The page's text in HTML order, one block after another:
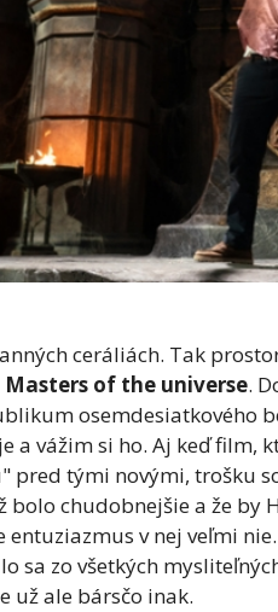
ceráliách. Tak
Masters of the universe.
osemdesiatkového
a vážim si ho. Aj keď film,
tými novými, trošku
bolo chudobnejšie a že by
entuziazmus v nej veľmi
sa zo všetkých
už ale bársčo inak.